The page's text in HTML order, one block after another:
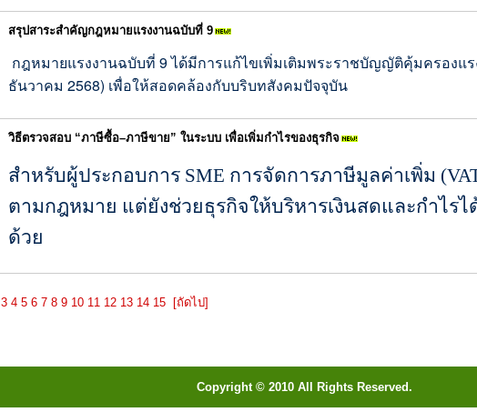
สรุปสาระสำคัญกฎหมายแรงงานฉบับที่ 9
กฎหมายแรงงานฉบับที่ 9 ได้มีการแก้ไขเพิ่มเติมพระราชบัญญัติคุ้มครองแร
ธันวาคม 2568) เพื่อให้สอดคล้องกับบริบทสังคมปัจจุบัน
วิธีตรวจสอบ “ภาษีซื้อ–ภาษีขาย” ในระบบ เพื่อเพิ่มกำไรของธุรกิจ
สำหรับผู้ประกอบการ SME การจัดการภาษีมูลค่าเพิ่ม
ตามกฎหมาย แต่ยังช่วยธุรกิจให้บริหารเงินสดและกำไร
ด้วย
3 4 5 6 7 8 9 10 11 12 13 14 15 [ถัดไป]
Copyright © 2010 All Rights Reserved.